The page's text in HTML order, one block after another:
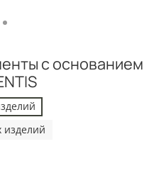
с основанием
изделий